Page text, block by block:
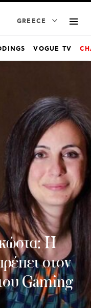
GREECE
VOGUE TV
H
στον
Gaming